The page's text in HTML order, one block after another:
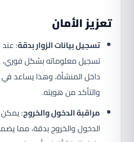
تعزيز الأمان
تسجيل بيانات الزوار بدقة: عند
تسجيل معلوماته بشكل فوري،
داخل المنشأة، وهذا يساعد في
والتأكد من هويته.
مراقبة الدخول والخروج: يمكن
الدخول والخروج بدقة، مما